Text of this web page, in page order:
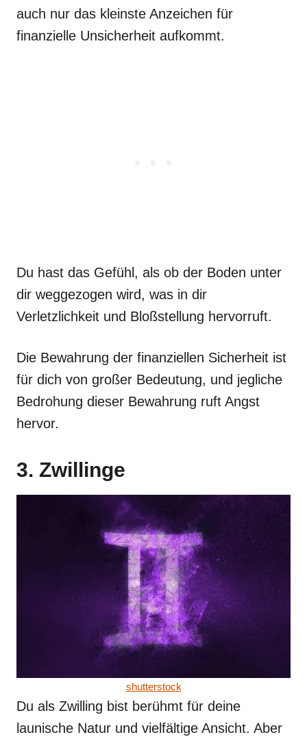
auch nur das kleinste Anzeichen für
finanzielle Unsicherheit aufkommt.
Du hast das Gefühl, als ob der Boden unter
dir weggezogen wird, was in dir
Verletzlichkeit und Bloßstellung hervorruft.
Die Bewahrung der finanziellen Sicherheit ist
für dich von großer Bedeutung, und jegliche
Bedrohung dieser Bewahrung ruft Angst
hervor.
3. Zwillinge
shutterstock
Du als Zwilling bist berühmt für deine
launische Natur und vielfältige Ansicht. Aber